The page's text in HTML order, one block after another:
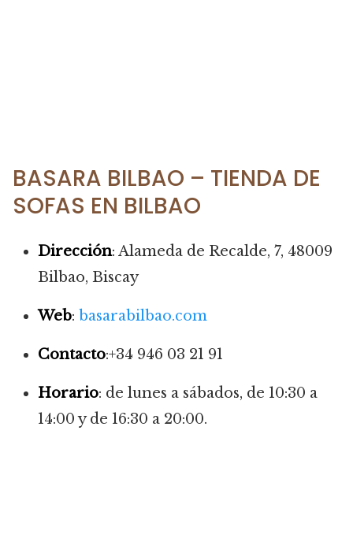
BASARA BILBAO – TIENDA DE
SOFAS EN BILBAO
Dirección: Alameda de Recalde, 7, 48009
Bilbao, Biscay
Web: basarabilbao.com
Contacto:+34 946 03 21 91
Horario: de lunes a sábados, de 10:30 a
14:00 y de 16:30 a 20:00.